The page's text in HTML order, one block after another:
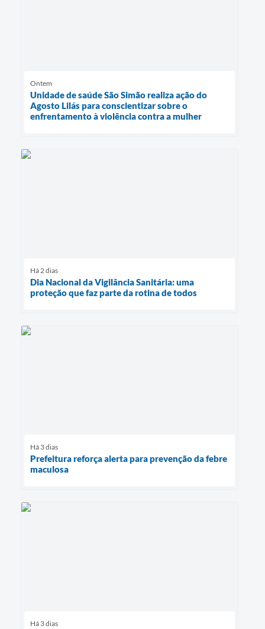
Ontem
Unidade de saúde São Simão realiza ação do
Agosto Lilás para conscientizar sobre o
enfrentamento à violência contra a mulher
Há 2 dias
Dia Nacional da Vigilância Sanitária: uma
proteção que faz parte da rotina de todos
Há 3 dias
Prefeitura reforça alerta para prevenção da febre
maculosa
Há 3 dias